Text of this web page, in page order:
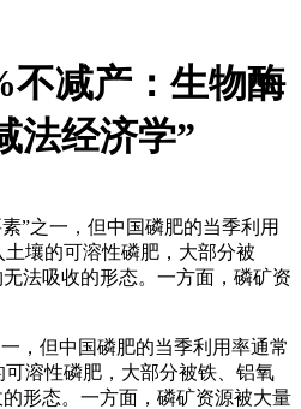
不减产：生物酶
法经济学”
”之一，但中国磷肥的当季利用
土壤的可溶性磷肥，大部分被
法吸收的形态。一方面，磷矿资
，但中国磷肥的当季利用率通常
可溶性磷肥，大部分被铁、铝氧
形态。一方面，磷矿资源被大量